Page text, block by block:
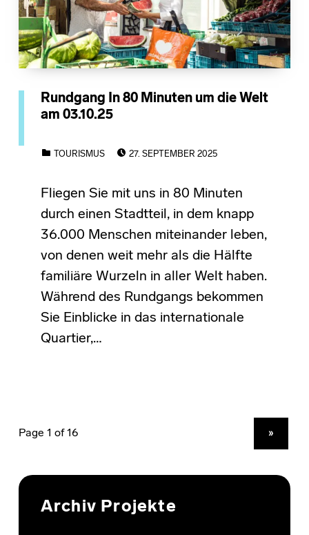
Rundgang In 80 Minuten um die Welt
am 03.10.25
TOURISMUS
27. SEPTEMBER 2025
Fliegen Sie mit uns in 80 Minuten
durch einen Stadtteil, in dem knapp
36.000 Menschen miteinander leben,
von denen weit mehr als die Hälfte
familiäre Wurzeln in aller Welt haben.
Während des Rundgangs bekommen
Sie Einblicke in das internationale
Quartier,…
»
Archiv Projekte